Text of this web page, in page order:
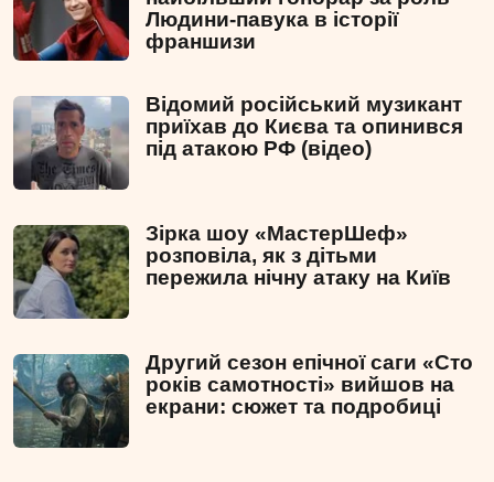
Людини-павука в історії
франшизи
Відомий російський музикант
приїхав до Києва та опинився
під атакою РФ (відео)
Зірка шоу «МастерШеф»
розповіла, як з дітьми
пережила нічну атаку на Київ
Другий сезон епічної саги «Сто
років самотності» вийшов на
екрани: сюжет та подробиці